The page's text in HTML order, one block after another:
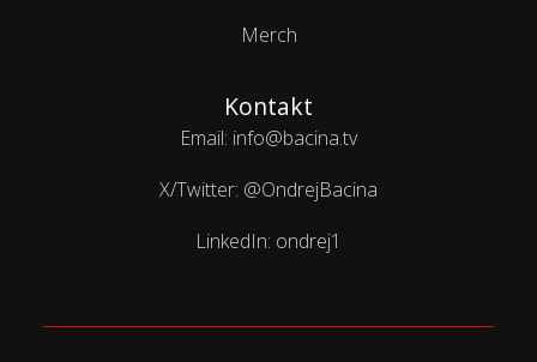
Merch
Kontakt
Email: info@bacina.tv
X/Twitter: @OndrejBacina
LinkedIn: ondrej1